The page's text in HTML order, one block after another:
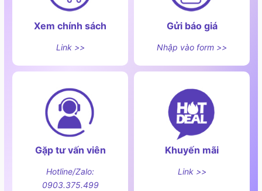
Xem chính sách
Link >>
Gửi báo giá
Nhập vào form >>
Gặp tư vấn viên
Hotline/Zalo:
0903.375.499
Khuyến mãi
Link >>